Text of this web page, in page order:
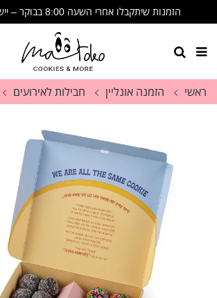
הזמנות שיתקבלו אחרי השעה 8:00 בבוקר – יישלחו ביום הבא.
תודה על ההבנה, הסבלנות והתמיכה. זה לא
ראשי הזמנה אונליין חבילות לאירועים